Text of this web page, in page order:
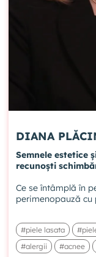
DIANA
Semnele estetice
recunoști
Ce se întâmplă în
perimenopauză cu
#piele lasata
#alergii
#acnee